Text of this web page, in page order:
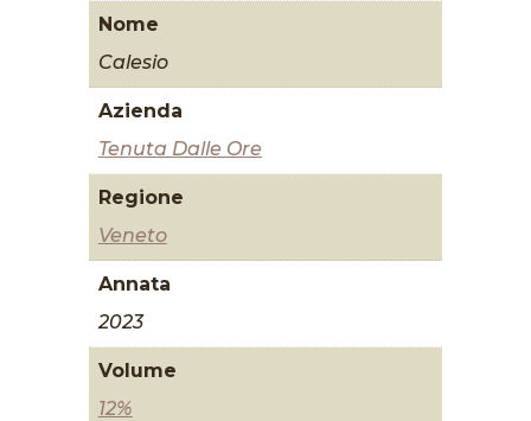
Nome
Calesio
Azienda
Tenuta Dalle Ore
Regione
Veneto
Annata
2023
Volume
12%